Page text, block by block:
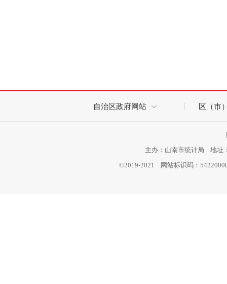
自治区政府网站 区（市
主办：山南市统计局 地址
©2019-2021 网站标识码：